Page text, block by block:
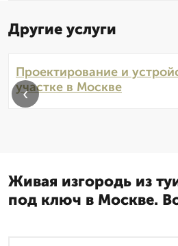
Другие услуги
Проектирование и
участке в Москве
‹
Живая изгородь из
под ключ в Москве.